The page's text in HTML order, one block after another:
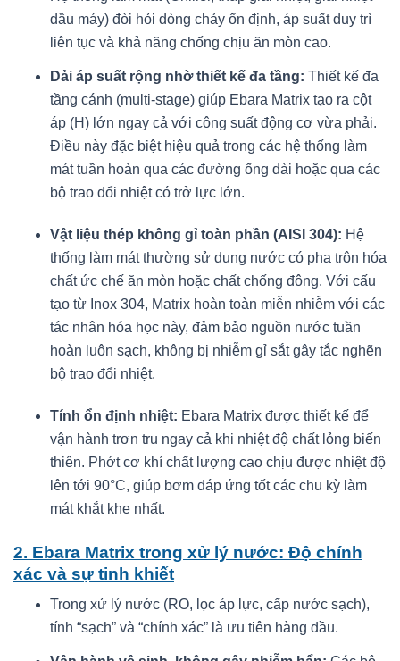
dầu máy) đòi hỏi dòng chảy ổn định, áp suất duy trì
liên tục và khả năng chống chịu ăn mòn cao.
Dải áp suất rộng nhờ thiết kế đa tầng: Thiết kế đa
tầng cánh (multi-stage) giúp Ebara Matrix tạo ra cột
áp (H) lớn ngay cả với công suất động cơ vừa phải.
Điều này đặc biệt hiệu quả trong các hệ thống làm
mát tuần hoàn qua các đường ống dài hoặc qua các
bộ trao đổi nhiệt có trở lực lớn.
Vật liệu thép không gỉ toàn phần (AISI 304): Hệ
thống làm mát thường sử dụng nước có pha trộn hóa
chất ức chế ăn mòn hoặc chất chống đông. Với cấu
tạo từ Inox 304, Matrix hoàn toàn miễn nhiễm với các
tác nhân hóa học này, đảm bảo nguồn nước tuần
hoàn luôn sạch, không bị nhiễm gỉ sắt gây tắc nghẽn
bộ trao đổi nhiệt.
Tính ổn định nhiệt: Ebara Matrix được thiết kế để
vận hành trơn tru ngay cả khi nhiệt độ chất lỏng biến
thiên. Phớt cơ khí chất lượng cao chịu được nhiệt độ
lên tới 90°C, giúp bơm đáp ứng tốt các chu kỳ làm
mát khắt khe nhất.
2. Ebara Matrix trong xử lý nước: Độ chính
xác và sự tinh khiết
Trong xử lý nước (RO, lọc áp lực, cấp nước sạch),
tính “sạch” và “chính xác” là ưu tiên hàng đầu.